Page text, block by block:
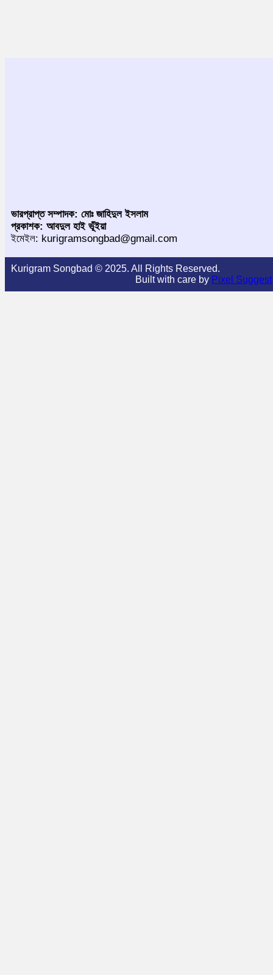
ভারপ্রাপ্ত সম্পাদক: মোঃ জাহিদুল ইসলাম
প্রকাশক: আবদুল হাই ভূঁইয়া
ইমেইল: kurigramsongbad@gmail.com
Kurigram Songbad © 2025. All Rights Reserved.
Built with care by Pixel Suggest